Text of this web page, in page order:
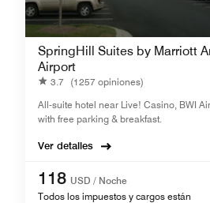
SpringHill Suites by Marriott
Airport
3.7 (1257 opiniones)
All-suite hotel near Live! Casino, BWI
with free parking & breakfast.
Ver detalles
118 USD / Noche
Todos los impuestos y cargos están